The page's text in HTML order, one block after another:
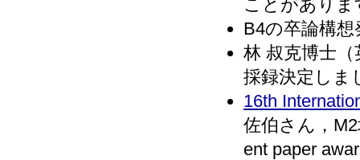
ことがありま
B4の卒論構
林 叔克博士
採録決定しま
16th
佐伯さん，
ent paper